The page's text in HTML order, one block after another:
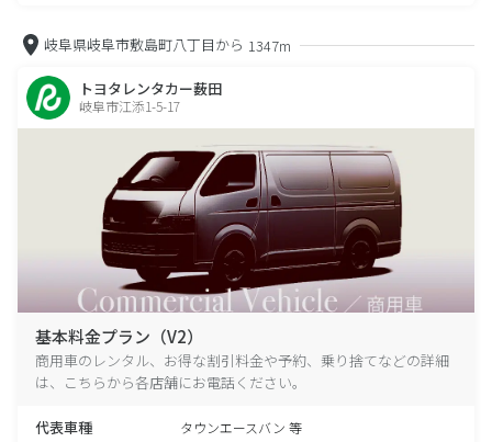
岐阜県岐阜市敷島町八丁目から 1347m
トヨタレンタカー薮田
岐阜市江添1-5-17
基本料金プラン（V2）
商用車のレンタル、お得な割引料金や予約、乗り捨てなどの詳細
は、こちらから各店舗にお電話ください。
代表車種 タウンエースバン 等